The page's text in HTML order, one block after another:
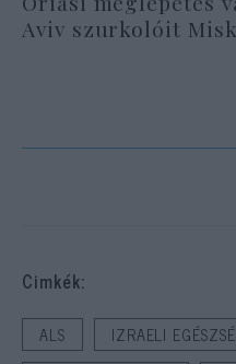
Aviv szurkolóit
Cimkék:
ALS
IZRAELI